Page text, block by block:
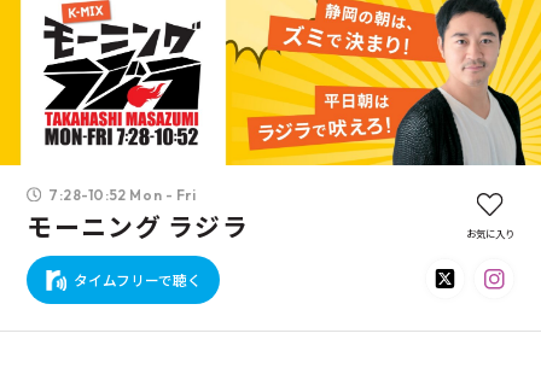
7:28-10:52 Mon - Fri
モーニング ラジラ
タイムフリーで聴く
お気に入り